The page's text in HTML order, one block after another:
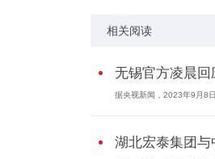
相关阅读
无锡官方凌晨
据央视新闻，2023年9月8
湖北宏泰集团